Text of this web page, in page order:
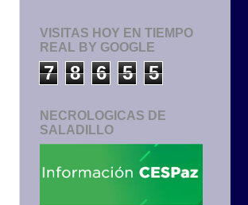
VISITAS HOY EN TIEMPO
REAL BY GOOGLE
7 8 6 5 5
NECROLOGICAS DE
SALADILLO